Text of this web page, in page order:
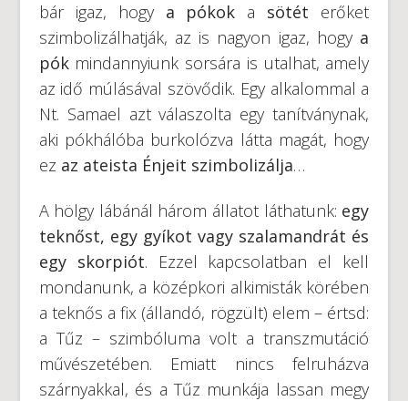
bár igaz, hogy a pókok a sötét erőket
szimbolizálhatják, az is nagyon igaz, hogy a
pókmindannyiunk sorsára is utalhat, amely
az idő múlásával szövődik. Egy alkalommal a
Nt. Samael azt válaszolta egy tanítványnak,
aki pókhálóba burkolózva látta magát, hogy
ez az ateista Énjeit szimbolizálja…
A hölgy lábánál három állatot láthatunk: egy
teknőst, egy gyíkot vagy szalamandrát és
egy skorpiót. Ezzel kapcsolatban el kell
mondanunk, a középkori alkimisták körében
a teknős a fix (állandó, rögzült) elem – értsd:
a Tűz – szimbóluma volt a transzmutáció
művészetében. Emiatt nincs felruházva
szárnyakkal, és a Tűz munkája lassan megy